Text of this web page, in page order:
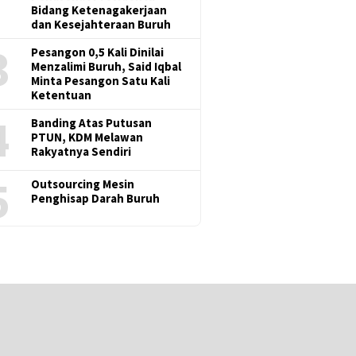
Bidang Ketenagakerjaan
dan Kesejahteraan Buruh
Pesangon 0,5 Kali Dinilai
Menzalimi Buruh, Said Iqbal
Minta Pesangon Satu Kali
Ketentuan
Banding Atas Putusan
PTUN, KDM Melawan
Rakyatnya Sendiri
Outsourcing Mesin
Penghisap Darah Buruh